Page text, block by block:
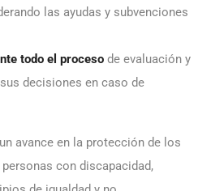
las ayudas y subvenciones
todo el proceso de evaluación y
decisiones en caso de
avance en la protección de los
con discapacidad,